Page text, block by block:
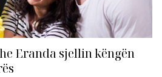
Eranda sjellin këngën